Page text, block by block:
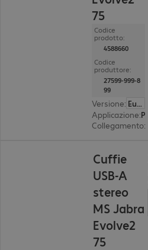
75
Codice
prodotto:
4588660
Codice
produttore:
27599-999-8
99
Versione:
Europa
Applicazione:
Collegamento:
Cuffie
USB-A
stereo
MS Jabra
Evolve2
75